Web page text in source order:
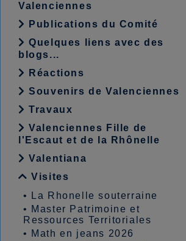
Valenciennes
Publications du Comité
Quelques liens avec des
blogs...
Réactions
Souvenirs de Valenciennes
Travaux
Valenciennes Fille de
l'Escaut et de la Rhônelle
Valentiana
Visites
•
La Rhonelle souterraine
• Master Patrimoine et
Ressources Territoriales
• Math en jeans 2026